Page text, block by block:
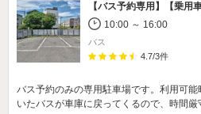
【バス予約専用】【乗用
10:00 ～ 16:00
バス
4.7/3件
バス予約のみの専用駐車場です。利用可
いたバスが車庫に戻ってくるので、時間厳